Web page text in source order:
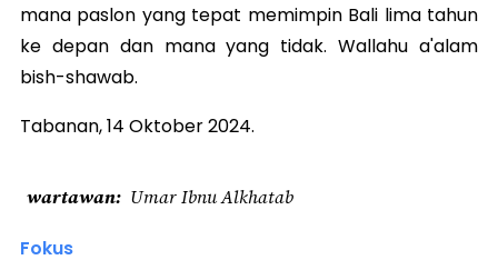
mana paslon yang tepat memimpin Bali lima tahun
ke depan dan mana yang tidak. Wallahu a'alam
bish-shawab.
Tabanan, 14 Oktober 2024.
wartawan Umar Ibnu Alkhatab
Fokus